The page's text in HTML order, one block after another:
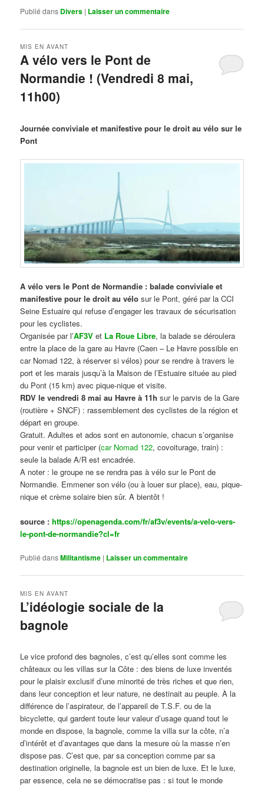
Publié dans Divers | Laisser un commentaire
A vélo vers le Pont de
Normandie ! (Vendredi 8 mai,
11h00)
MIS EN AVANT
Journée conviviale et manifestive pour le droit au vélo sur le
Pont
A vélo vers le Pont de Normandie : balade conviviale et
manifestive pour le droit au vélo sur le Pont, géré par la CCI
Seine Estuaire qui refuse d’engager les travaux de sécurisation
pour les cyclistes.
Organisée par l’AF3V et La Roue Libre, la balade se déroulera
entre la place de la gare au Havre (Caen – Le Havre possible en
car Nomad 122, à réserver si vélos) pour se rendre à travers le
port et les marais jusqu’à la Maison de l’Estuaire située au pied
du Pont (15 km) avec pique-nique et visite.
RDV le vendredi 8 mai au Havre à 11h sur le parvis de la Gare
(routière + SNCF) : rassemblement des cyclistes de la région et
départ en groupe.
Gratuit. Adultes et ados sont en autonomie, chacun s’organise
pour venir et participer (car Nomad 122, covoiturage, train) :
seule la balade A/R est encadrée.
A noter : le groupe ne se rendra pas à vélo sur le Pont de
Normandie. Emmener son vélo (ou à louer sur place), eau, pique-
nique et crème solaire bien sûr. A bientôt !
source :https://openagenda.com/fr/af3v/events/a-velo-vers-
le-pont-de-normandie?cl=fr
Publié dansMilitantisme | Laisser un commentaire
L’idéologie sociale de la
bagnole
MIS EN AVANT
Le vice profond des bagnoles, c’est qu’elles sont comme les
châteaux ou les villas sur la Côte : des biens de luxe inventés
pour le plaisir exclusif d’une minorité de très riches et que rien,
dans leur conception et leur nature, ne destinait au peuple. À la
différence de l’aspirateur, de l’appareil de T.S.F. ou de la
bicyclette, qui gardent toute leur valeur d’usage quand tout le
monde en dispose, la bagnole, comme la villa sur la côte, n’a
d’intérêt et d’avantages que dans la mesure où la masse n’en
dispose pas. C’est que, par sa conception comme par sa
destination originelle, la bagnole est un bien de luxe. Et le luxe,
par essence, cela ne se démocratise pas : si tout le monde